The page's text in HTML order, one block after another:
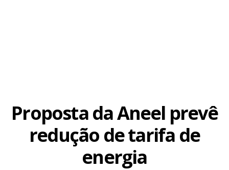
Proposta da Aneel prevê
redução de tarifa de
energia